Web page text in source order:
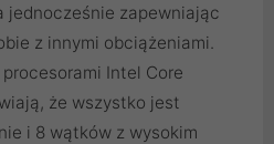
jednocześnie zapewniając
z innymi obciążeniami.
Intel Core
że wszystko jest
i 8 wątków z wysokim